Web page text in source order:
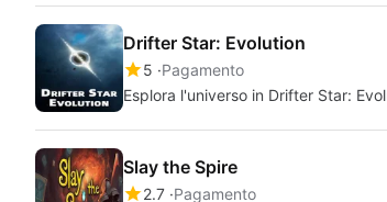
Drifter Star: Evolution
5 Pagamento
Esplora l'universo in Drifter Star:
Slay the Spire
2.7 Pagamento